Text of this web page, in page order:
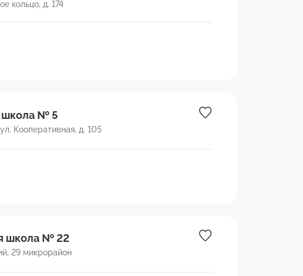
кольцо, д. 174
школа № 5
Кооперативная, д. 105
школа № 22
29 микрорайон